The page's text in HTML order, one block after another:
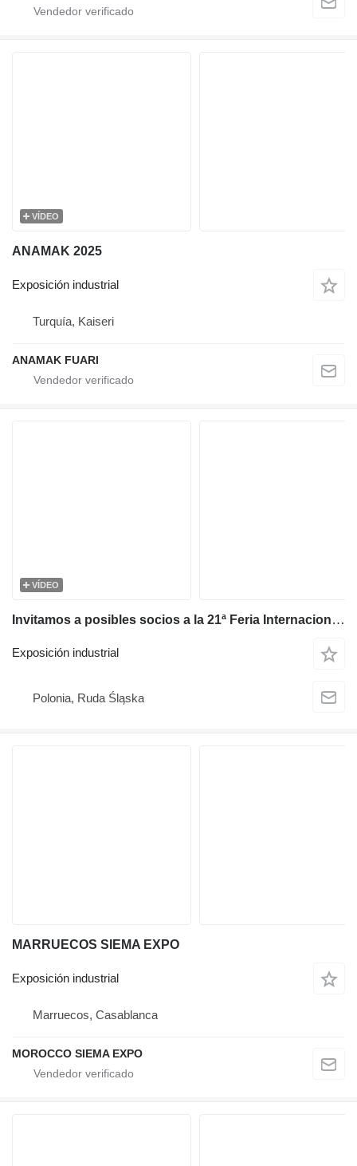
VÍDEO
ANAMAK 2025
Exposición industrial
Turquía, Kaiseri
ANAMAK FUARI
VÍDEO
Invitamos a posibles socios a la 21ª Feria Internacional de Tecnología y Equipos para el Complejo Minero y Metalúrgico y el Uso Racional de los Recursos Subterráneos, que se celebrará en el Complejo Deportivo ZHASTAR del Estadio Shakhtar (Calle Kazakistanskaya 1) en Karaganda del 23 al 25 de junio de 2026
Exposición industrial
Polonia, Ruda Śląska
MARRUECOS SIEMA EXPO
Exposición industrial
Marruecos, Casablanca
MOROCCO SIEMA EXPO